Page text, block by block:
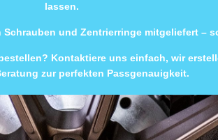
lassen.
und Zentrierringe mitgeliefert –
Kontaktiere uns einfach, wir
zur perfekten Passgenauigkeit.